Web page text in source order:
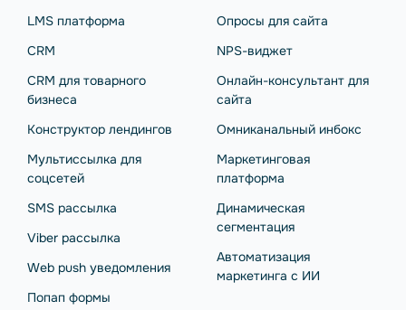
LMS платформа
CRM
CRM для товарного
бизнеса
Конструктор лендингов
Мультиссылка для
соцсетей
SMS рассылка
Viber рассылка
Web push уведомления
Попап формы
Опросы для сайта
NPS-виджет
Онлайн-консультант для
сайта
Омниканальный инбокс
Маркетинговая
платформа
Динамическая
сегментация
Автоматизация
маркетинга с ИИ